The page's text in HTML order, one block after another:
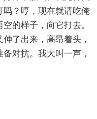
？哼，现在就请吃俺
的样子，向它打去。
了出来，高昂着头，
对抗。我大叫一声，